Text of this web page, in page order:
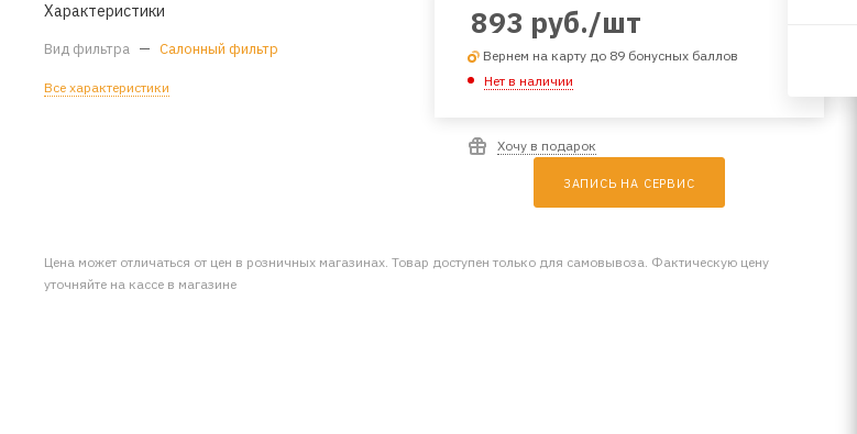
Характеристики
Вид фильтра — Салонный фильтр
Все характеристики
893 руб./шт
Вернем на карту до 89 бонусных баллов
Нет в наличии
Хочу в подарок
ЗАПИСЬ НА СЕРВИС
Цена может отличаться от цен в розничных магазинах. Товар доступен только для самовывоза. Фактическую цену
уточняйте на кассе в магазине